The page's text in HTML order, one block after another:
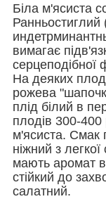
Біла м'ясиста
Ранньостиглий
вимагає
серцеподібної
На деяких
рожева
плід білий в
плодів 300-400
м'ясиста. Смак
ніжний з
мають аромат
стійкий до
салатний.